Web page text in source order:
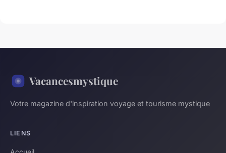
Vacancesmystique
Votre magazine d'inspiration voyage et tourisme mystique
LIENS